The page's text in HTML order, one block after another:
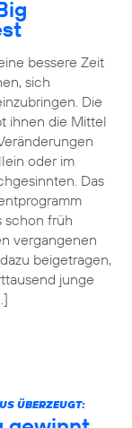
bessere Zeit
sich
Die
ihnen die Mittel
oder im
Das
schon früh
vergangenen
beigetragen,
junge
ÜBERZEUGT: